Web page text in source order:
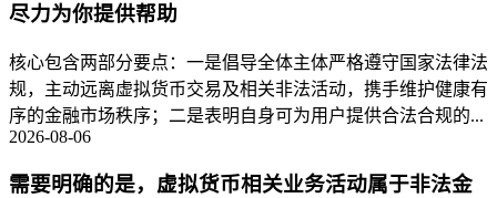
尽力为你提供帮助
核心包含两部分要点：一是倡导全体主体严格遵守国家法律法
规，主动远离虚拟货币交易及相关非法活动，携手维护健康有
序的金融市场秩序；二是表明自身可为用户提供合法合规的...
2026-08-06
需要明确的是，虚拟货币相关业务活动属于非法金